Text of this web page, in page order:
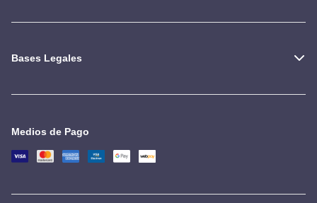
Bases Legales
Medios de Pago